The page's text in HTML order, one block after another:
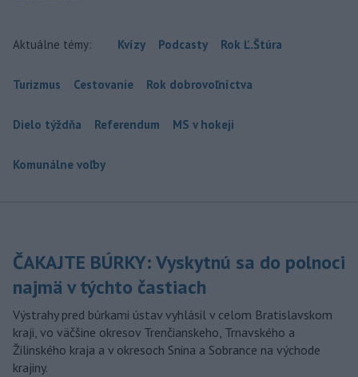
Aktuálne témy: Kvízy Podcasty Rok Ľ.Štúra
Turizmus Cestovanie Rok dobrovoľníctva
Dielo týždňa Referendum MS v hokeji
Komunálne voľby
ČAKAJTE BÚRKY: Vyskytnú sa do polnoci
najmä v týchto častiach
Výstrahy pred búrkami ústav vyhlásil v celom Bratislavskom
kraji, vo väčšine okresov Trenčianskeho, Trnavského a
Žilinského kraja a v okresoch Snina a Sobrance na východe
krajiny.